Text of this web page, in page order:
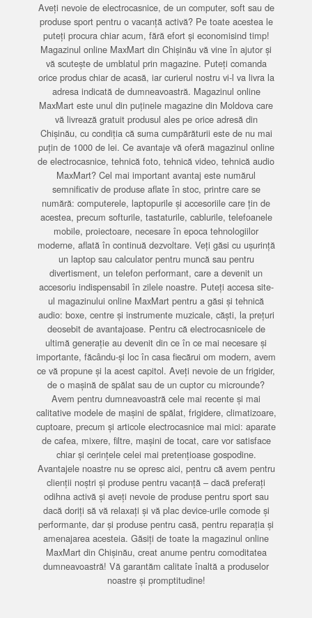
Aveți nevoie de electrocasnice, de un computer, soft sau de
produse sport pentru o vacanță activă? Pe toate acestea le
puteți procura chiar acum, fără efort și economisind timp!
Magazinul online MaxMart din Chișinău vă vine în ajutor și
vă scutește de umblatul prin magazine. Puteți comanda
orice produs chiar de acasă, iar curierul nostru vi-l va livra la
adresa indicată de dumneavoastră. Magazinul online
MaxMart este unul din puținele magazine din Moldova care
vă livrează gratuit produsul ales pe orice adresă din
Chișinău, cu condiția că suma cumpărăturii este de nu mai
puțin de 1000 de lei. Ce avantaje vă oferă magazinul online
de electrocasnice, tehnică foto, tehnică video, tehnică audio
MaxMart? Cel mai important avantaj este numărul
semnificativ de produse aflate în stoc, printre care se
numără: computerele, laptopurile și accesoriile care țin de
acestea, precum softurile, tastaturile, cablurile, telefoanele
mobile, proiectoare, necesare în epoca tehnologiilor
moderne, aflată în continuă dezvoltare. Veți găsi cu ușurință
un laptop sau calculator pentru muncă sau pentru
divertisment, un telefon performant, care a devenit un
accesoriu indispensabil în zilele noastre. Puteți accesa site-
ul magazinului online MaxMart pentru a găsi și tehnică
audio: boxe, centre și instrumente muzicale, căști, la prețuri
deosebit de avantajoase. Pentru că electrocasnicele de
ultimă generație au devenit din ce în ce mai necesare și
importante, făcându-și loc în casa fiecărui om modern, avem
ce vă propune și la acest capitol. Aveți nevoie de un frigider,
de o mașină de spălat sau de un cuptor cu microunde?
Avem pentru dumneavoastră cele mai recente și mai
calitative modele de mașini de spălat, frigidere, climatizoare,
cuptoare, precum și articole electrocasnice mai mici: aparate
de cafea, mixere, filtre, mașini de tocat, care vor satisface
chiar și cerințele celei mai pretențioase gospodine.
Avantajele noastre nu se opresc aici, pentru că avem pentru
clienții noștri și produse pentru vacanță – dacă preferați
odihna activă și aveți nevoie de produse pentru sport sau
dacă doriți să vă relaxați și vă plac device-urile comode și
performante, dar și produse pentru casă, pentru reparația și
amenajarea acesteia. Găsiți de toate la magazinul online
MaxMart din Chișinău, creat anume pentru comoditatea
dumneavoastră! Vă garantăm calitate înaltă a produselor
noastre și promptitudine!